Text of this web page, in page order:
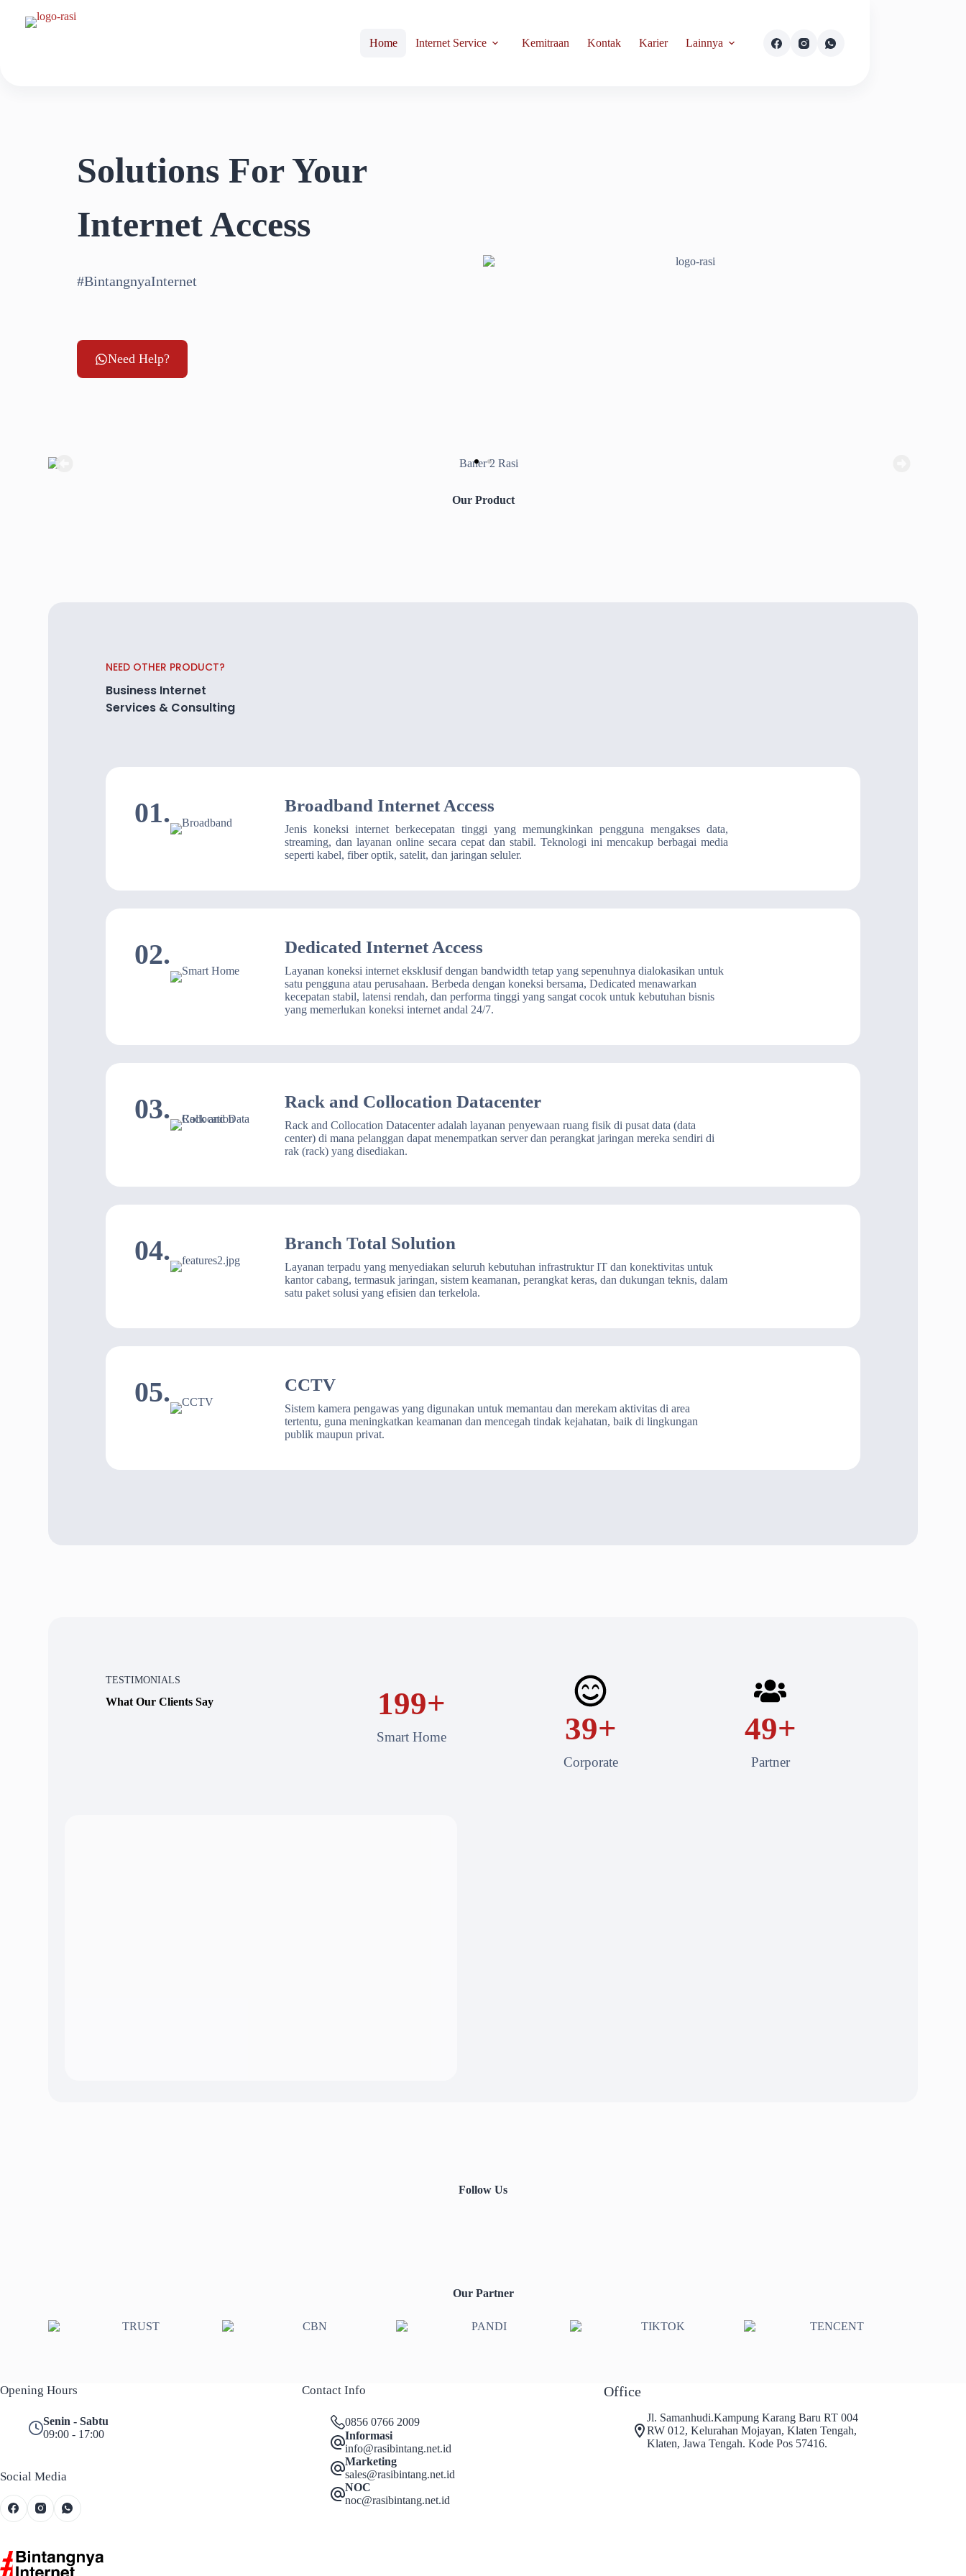
Home Internet Service Kemitraan Kontak Karier Lainnya
Solutions For Your
Internet Access
#BintangnyaInternet
Need Help?
Our Product
NEED OTHER PRODUCT?
Business Internet
Services & Consulting
01. Broadband Internet Access
Jenis koneksi internet berkecepatan tinggi yang memungkinkan pengguna mengakses data,
streaming, dan layanan online secara cepat dan stabil. Teknologi ini mencakup berbagai media
seperti kabel, fiber optik, satelit, dan jaringan seluler.
02. Dedicated Internet Access
Layanan koneksi internet eksklusif dengan bandwidth tetap yang sepenuhnya dialokasikan untuk
satu pengguna atau perusahaan. Berbeda dengan koneksi bersama, Dedicated menawarkan
kecepatan stabil, latensi rendah, dan performa tinggi yang sangat cocok untuk kebutuhan bisnis
yang memerlukan koneksi internet andal 24/7.
03. Rack and Collocation Datacenter
Rack and Collocation Datacenter adalah layanan penyewaan ruang fisik di pusat data (data
center) di mana pelanggan dapat menempatkan server dan perangkat jaringan mereka sendiri di
rak (rack) yang disediakan.
04. Branch Total Solution
Layanan terpadu yang menyediakan seluruh kebutuhan infrastruktur IT dan konektivitas untuk
kantor cabang, termasuk jaringan, sistem keamanan, perangkat keras, dan dukungan teknis, dalam
satu paket solusi yang efisien dan terkelola.
05. CCTV
Sistem kamera pengawas yang digunakan untuk memantau dan merekam aktivitas di area
tertentu, guna meningkatkan keamanan dan mencegah tindak kejahatan, baik di lingkungan
publik maupun privat.
TESTIMONIALS
What Our Clients Say
Smart Home
200+
Corporate
40+
Partner
50+
Follow Us
Our Partner
Opening Hours
Senin - Sabtu
09:00 - 17:00
Social Media
Contact Info
0856 0766 2009
Informasi
info@rasibintang.net.id
Marketing
sales@rasibintang.net.id
NOC
noc@rasibintang.net.id
Office
Jl. Samanhudi.Kampung Karang Baru RT 004
RW 012, Kelurahan Mojayan, Klaten Tengah,
Klaten, Jawa Tengah. Kode Pos 57416.